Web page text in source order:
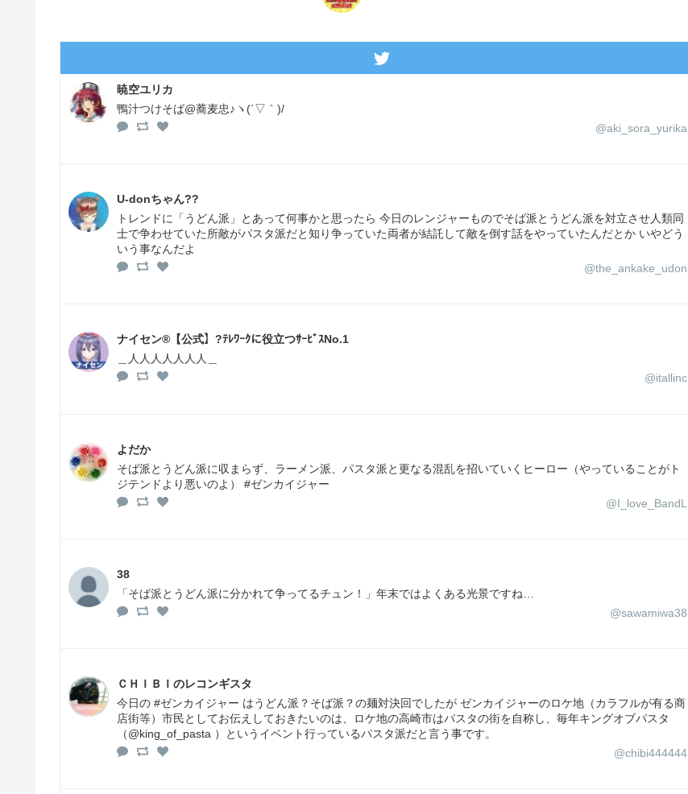
暁空ユリカ
鴨汁つけそば@蕎麦忠♪ヽ(´▽｀)/
@aki_sora_yurika
U-donちゃん??
トレンドに「うどん派」とあって何事かと思ったら 今日のレンジャーものでそば派とうどん派を対立させ人類同
士で争わせていた所敵がパスタ派だと知り争っていた両者が結託して敵を倒す話をやっていたんだとか いやどう
いう事なんだよ
@the_ankake_udon
ナイセン®︎【公式】?ﾃﾚﾜｰｸに役立つｻｰﾋﾞｽNo.1
＿人人人人人人人＿
@itallinc
よだか
そば派とうどん派に収まらず、ラーメン派、パスタ派と更なる混乱を招いていくヒーロー（やっていることがト
ジテンドより悪いのよ） #ゼンカイジャー
@I_love_BandL
38
「そば派とうどん派に分かれて争ってるチュン！」年末ではよくある光景ですね…
@sawamiwa38
ＣＨＩＢＩのレコンギスタ
今日の #ゼンカイジャー はうどん派？そば派？の麺対決回でしたが ゼンカイジャーのロケ地（カラフルが有る商
店街等）市民としてお伝えしておきたいのは、ロケ地の高崎市はパスタの街を自称し、毎年キングオブパスタ
（@king_of_pasta ）というイベント行っているパスタ派だと言う事です。
@chibi444444